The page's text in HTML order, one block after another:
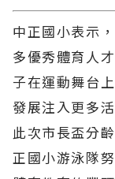
中正國小表示
多優秀體育人
子在運動舞台
發展注入更多
此次市長盃分
正國小游泳隊